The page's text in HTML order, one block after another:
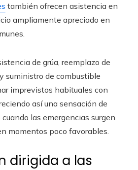
también ofrecen asistencia en
ampliamente apreciado en
de grúa, reemplazo de
suministro de combustible
imprevistos habituales con
así una sensación de
las emergencias surgen
momentos poco favorables.
dirigida a las